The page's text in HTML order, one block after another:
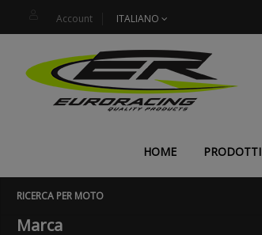
Account ITALIANO
HOME PRODOTTI
RICERCA PER MOTO
Marca